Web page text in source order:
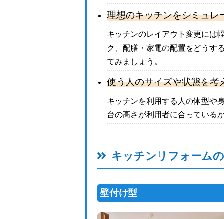
理想のキッチンをシミュレ
キッチンのレイアウト変更には
ク、配膳・家電の配置をどうす
てみましょう。
使う人のサイズや状態を考
キッチンを利用する人の体型や
台の高さが利用者に合っている
キッチンリフォーム
壁付け型